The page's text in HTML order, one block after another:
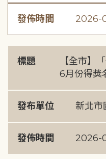
發佈時間 2026-
標題
【全市】
6月份得獎
發布單位 新北市
發佈時間 2026-